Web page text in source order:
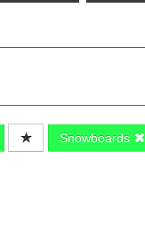
Snowboards